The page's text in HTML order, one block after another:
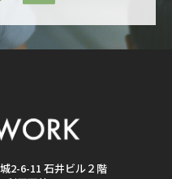
2-6-11 石井ビル２階